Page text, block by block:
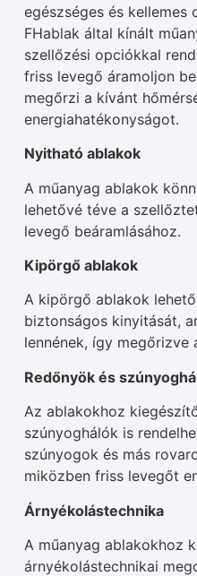
egészséges és kellemes
FHablak által kínált
szellőzési opciókkal
friss levegő áramoljon
megőrzi a kívánt
energiahatékonyságot.
Nyitható ablakok
A műanyag ablakok
lehetővé téve a
levegő beáramlásához.
Kipörgő ablakok
A kipörgő ablakok
biztonságos kinyitását,
lennének, így megőrizve
Redőnyök és
Az ablakokhoz
szúnyoghálók is
szúnyogok és más
miközben friss levegőt
Árnyékolástechnika
A műanyag ablakokhoz
árnyékolástechnikai